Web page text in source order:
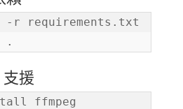
-r requirements.txt
.
援
ffmpeg